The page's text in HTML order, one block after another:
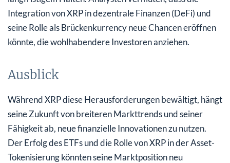
Integration von XRP in dezentrale Finanzen (DeFi) und
seine Rolle als Brückenkurrency neue Chancen eröffnen
könnte, die wohlhabendere Investoren anziehen.
Ausblick
Während XRP diese Herausforderungen bewältigt, hängt
seine Zukunft von breiteren Markttrends und seiner
Fähigkeit ab, neue finanzielle Innovationen zu nutzen.
Der Erfolg des ETFs und die Rolle von XRP in der Asset-
Tokenisierung könnten seine Marktposition neu